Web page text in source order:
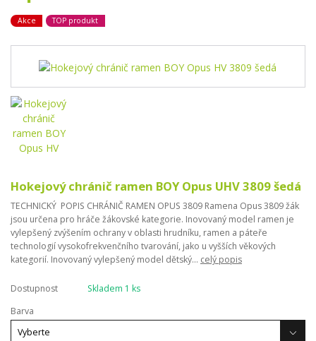
Akce TOP produkt
Hokejový chránič ramen BOY Opus UHV 3809 šedá
TECHNICKÝ POPIS CHRÁNIČ RAMEN OPUS 3809 Ramena Opus 3809 žák
jsou určena pro hráče žákovské kategorie. Inovovaný model ramen je
vylepšený zvýšením ochrany v oblasti hrudníku, ramen a páteře
technologií vysokofrekvenčního tvarování, jako u vyšších věkových
kategorií. Inovovaný vylepšený model dětský... celý popis
Dostupnost
Skladem 1 ks
Barva